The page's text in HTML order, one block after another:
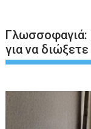
για να